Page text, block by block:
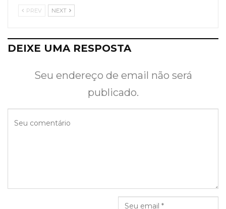
PREV NEXT
DEIXE UMA RESPOSTA
Seu endereço de email não será
publicado.